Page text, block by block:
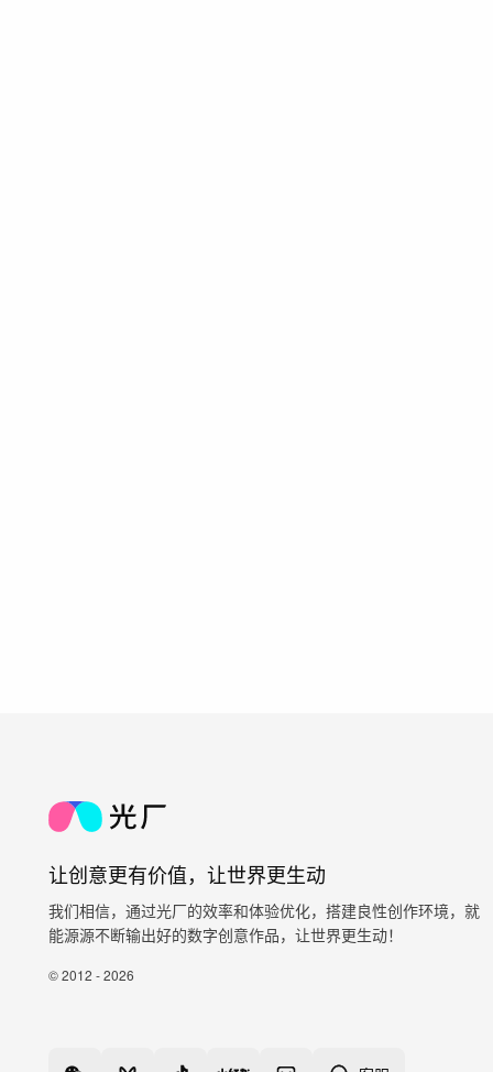
让创意更有价值，让世界更生动
我们相信，通过光厂的效率和体验优化，搭建良性创作环境，就
能源源不断输出好的数字创意作品，让世界更生动！
© 2012 - 2026